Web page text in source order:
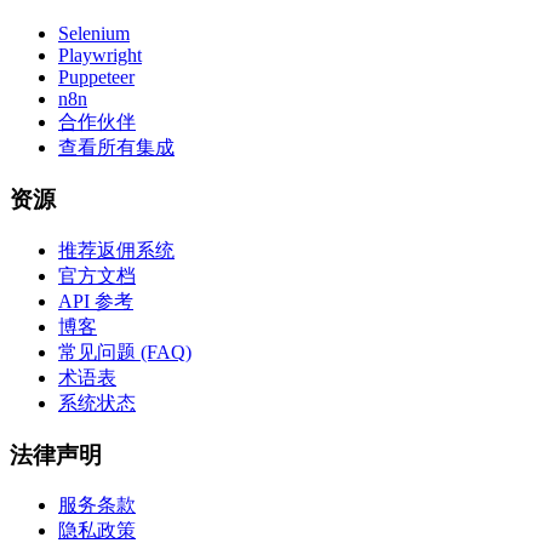
Selenium
Playwright
Puppeteer
n8n
合作伙伴
查看所有集成
资源
推荐返佣系统
官方文档
API 参考
博客
常见问题 (FAQ)
术语表
系统状态
法律声明
服务条款
隐私政策